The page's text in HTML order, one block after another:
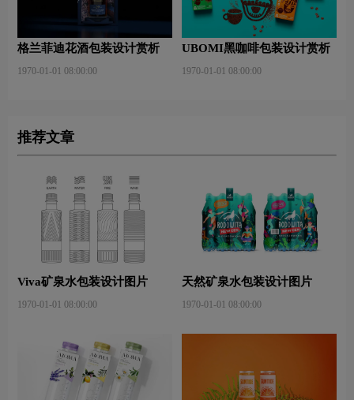
格兰菲迪花酒包装设计赏析
1970-01-01 08:00:00
UBOMI黑咖啡包装设计赏析
1970-01-01 08:00:00
推荐文章
Viva矿泉水包装设计图片
1970-01-01 08:00:00
天然矿泉水包装设计图片
1970-01-01 08:00:00